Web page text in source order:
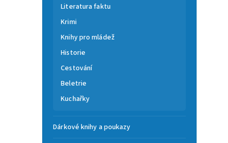
Literatura faktu
Krimi
Knihy pro mládež
Historie
Cestování
Beletrie
Kuchařky
Dárkové knihy a poukazy